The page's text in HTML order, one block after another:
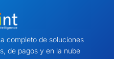
completo de soluciones
de pagos y en la nube